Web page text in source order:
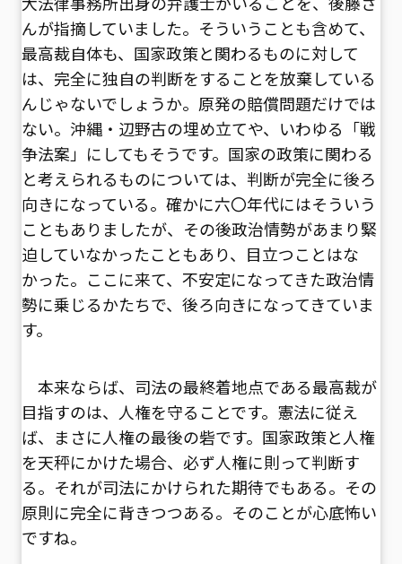
んが指摘していました。そういうことも含めて、
最高裁自体も、国家政策と関わるものに対して
は、完全に独自の判断をすることを放棄している
んじゃないでしょうか。原発の賠償問題だけでは
ない。沖縄・辺野古の埋め立てや、いわゆる「戦
争法案」にしてもそうです。国家の政策に関わる
と考えられるものについては、判断が完全に後ろ
向きになっている。確かに六〇年代にはそういう
こともありましたが、その後政治情勢があまり緊
迫していなかったこともあり、目立つことはな
かった。ここに来て、不安定になってきた政治情
勢に乗じるかたちで、後ろ向きになってきていま
す。
本来ならば、司法の最終着地点である最高裁が
目指すのは、人権を守ることです。憲法に従え
ば、まさに人権の最後の砦です。国家政策と人権
を天秤にかけた場合、必ず人権に則って判断す
る。それが司法にかけられた期待でもある。その
原則に完全に背きつつある。そのことが心底怖い
ですね。